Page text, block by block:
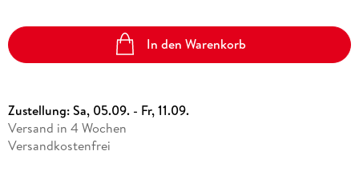
In den Warenkorb
Zustellung:Sa, 05.09. - Fr, 11.09.
Versand in 4 Wochen
Versandkostenfrei